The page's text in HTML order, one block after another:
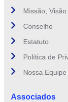
Missão,
Conselho
Estatuto
Política de
Nossa Equipe
Associados